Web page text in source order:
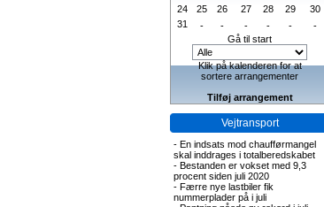
24
25 26 27 28 29
30
31
- - - - -
-
Gå til start
Klik på kalenderen for at
sortere arrangementer
Tilføj arrangement
Vejtransport
- En indsats mod chaufførmangel
skal inddrages i totalberedskabet
- Bestanden er vokset med 9,3
procent siden juli 2020
- Færre nye lastbiler fik
nummerplader på i juli